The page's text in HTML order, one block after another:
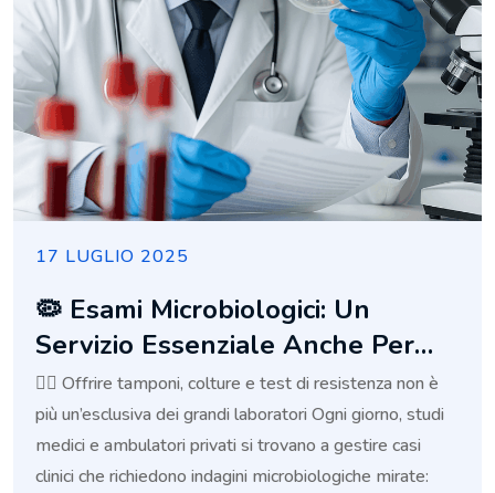
17 LUGLIO 2025
🦠 Esami Microbiologici: Un
Servizio Essenziale Anche Per
Piccoli Studi Medici
👩‍⚕️ Offrire tamponi, colture e test di resistenza non è
più un’esclusiva dei grandi laboratori Ogni giorno, studi
medici e ambulatori privati si trovano a gestire casi
clinici che richiedono indagini microbiologiche mirate: